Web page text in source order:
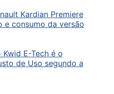
Kardian Premiere
e consumo da versão
E-Tech é o
de Uso segundo a